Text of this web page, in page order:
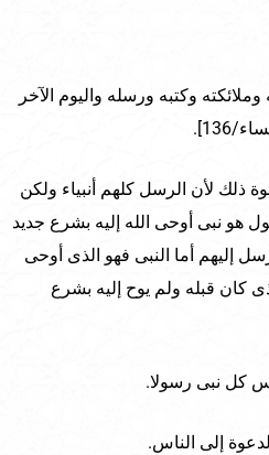
وكتبه ورسله واليوم الآخر
136].
ذلك لأن الرسل كلهم أنبياء ولكن
هو نبى أوحى الله إليه بشرع جديد
إليهم أما النبى فهو الذى أوحى
كان قبله ولم يوح إليه بشرع
كل نبى رسولا.
إلى الناس.